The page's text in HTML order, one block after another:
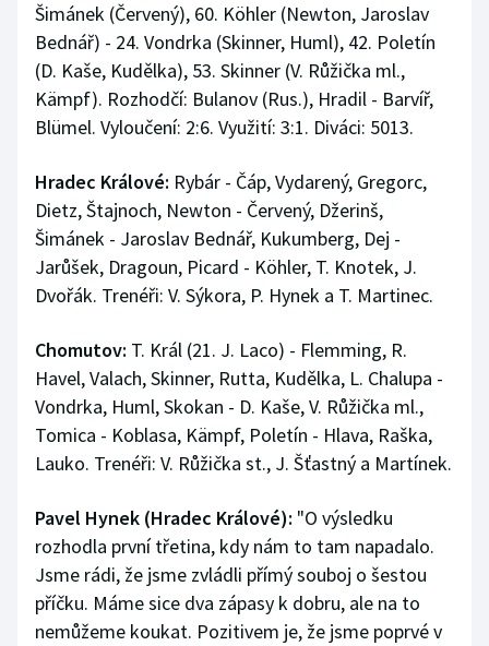
Šimánek (Červený), 60. Köhler (Newton, Jaroslav
Bednář) - 24. Vondrka (Skinner, Huml), 42. Poletín
(D. Kaše, Kudělka), 53. Skinner (V. Růžička ml.,
Kämpf). Rozhodčí: Bulanov (Rus.), Hradil - Barvíř,
Blümel. Vyloučení: 2:6. Využití: 3:1. Diváci: 5013.
Hradec Králové: Rybár - Čáp, Vydarený, Gregorc,
Dietz, Štajnoch, Newton - Červený, Džerinš,
Šimánek - Jaroslav Bednář, Kukumberg, Dej -
Jarůšek, Dragoun, Picard - Köhler, T. Knotek, J.
Dvořák. Trenéři: V. Sýkora, P. Hynek a T. Martinec.
Chomutov: T. Král (21. J. Laco) - Flemming, R.
Havel, Valach, Skinner, Rutta, Kudělka, L. Chalupa -
Vondrka, Huml, Skokan - D. Kaše, V. Růžička ml.,
Tomica - Koblasa, Kämpf, Poletín - Hlava, Raška,
Lauko. Trenéři: V. Růžička st., J. Šťastný a Martínek.
Pavel Hynek (Hradec Králové): "O výsledku
rozhodla první třetina, kdy nám to tam napadalo.
Jsme rádi, že jsme zvládli přímý souboj o šestou
příčku. Máme sice dva zápasy k dobru, ale na to
nemůžeme koukat. Pozitivem je, že jsme poprvé v